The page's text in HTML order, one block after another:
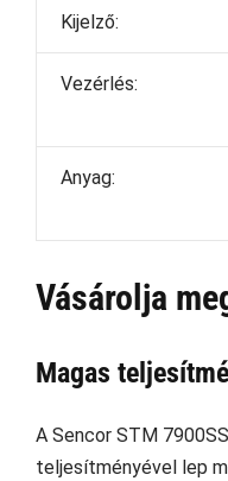
Kijelző:
Vezérlés:
Anyag:
Vásárolja
Magas
A Sencor STM
teljesítményével lep